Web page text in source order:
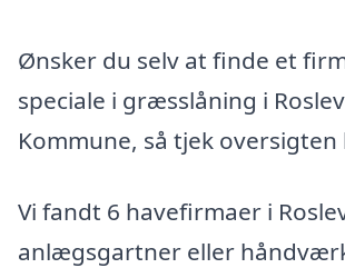
Ønsker du selv at finde et
speciale i græsslåning i
Kommune, så tjek oversigten
Vi fandt 6 havefirmaer i
anlægsgartner eller